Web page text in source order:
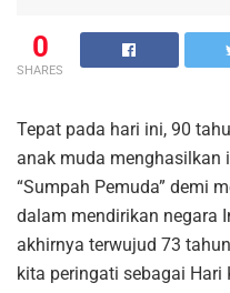
0
SHARES
Tepat pada hari ini, 90
anak muda menghasilkan
“Sumpah Pemuda” demi
dalam mendirikan negara
akhirnya terwujud 73
kita peringati sebagai Hari